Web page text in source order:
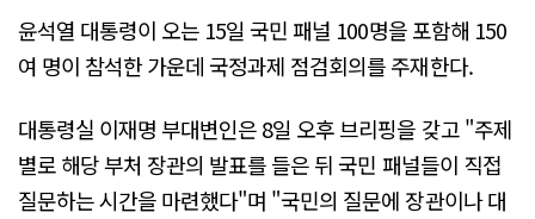
윤석열 대통령이 오는 15일 국민 패널 100명을 포함해 150
여 명이 참석한 가운데 국정과제 점검회의를 주재한다.
대통령실 이재명 부대변인은 8일 오후 브리핑을 갖고 "주제
별로 해당 부처 장관의 발표를 들은 뒤 국민 패널들이 직접
질문하는 시간을 마련했다"며 "국민의 질문에 장관이나 대